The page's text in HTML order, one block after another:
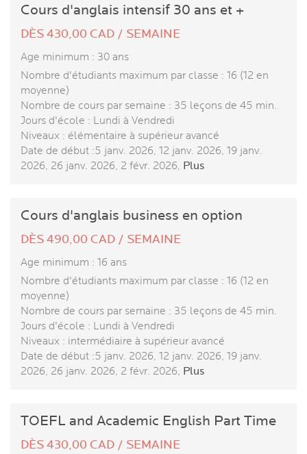
Cours d'anglais intensif 30 ans et +
DÈS 430,00 CAD / SEMAINE
Age minimum : 30 ans
Nombre d'étudiants maximum par classe : 16 (12 en
moyenne)
Nombre de cours par semaine : 35 leçons de 45 min.
Jours d'école : Lundi à Vendredi
Niveaux : élémentaire à supérieur avancé
Date de début :5 janv. 2026, 12 janv. 2026, 19 janv.
2026, 26 janv. 2026, 2 févr. 2026, Plus
Cours d'anglais business en option
DÈS 490,00 CAD / SEMAINE
Age minimum : 16 ans
Nombre d'étudiants maximum par classe : 16 (12 en
moyenne)
Nombre de cours par semaine : 35 leçons de 45 min.
Jours d'école : Lundi à Vendredi
Niveaux : intermédiaire à supérieur avancé
Date de début :5 janv. 2026, 12 janv. 2026, 19 janv.
2026, 26 janv. 2026, 2 févr. 2026, Plus
TOEFL and Academic English Part Time
DÈS 430,00 CAD / SEMAINE